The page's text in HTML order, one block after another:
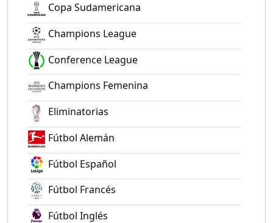
Copa Sudamericana
Champions League
Conference League
Champions Femenina
Eliminatorias
Fútbol Alemán
Fútbol Español
Fútbol Francés
Fútbol Inglés